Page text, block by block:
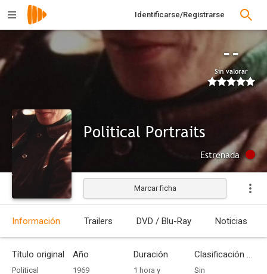
Identificarse/Registrarse
--
Sin valorar
Political Portraits
Estrenada
Marcar ficha
Información Trailers DVD / Blu-Ray Noticias
Título original
Political
Año
1969
Duración
1 hora y
Clasificación por edades
Sin